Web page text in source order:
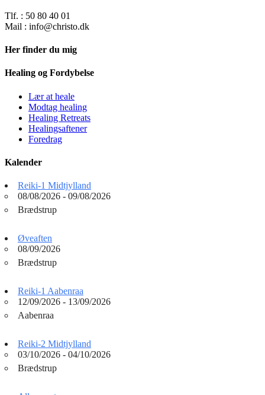
Tlf. : 50 80 40 01
Mail : info@christo.dk
Her finder du mig
Healing og Fordybelse
Lær at heale
Modtag healing
Healing Retreats
Healingsaftener
Foredrag
Kalender
Reiki-1 Midtjylland
08/08/2026 - 09/08/2026
Brædstrup
Øveaften
08/09/2026
Brædstrup
Reiki-1 Aabenraa
12/09/2026 - 13/09/2026
Aabenraa
Reiki-2 Midtjylland
03/10/2026 - 04/10/2026
Brædstrup